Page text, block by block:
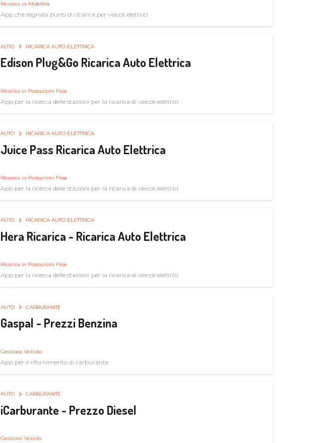
Ricarica in Mobilità
App che segnala punti di ricarica per veicoli elettrici
AUTO RICARICA AUTO ELETTRICA
Edison Plug&Go Ricarica Auto Elettrica
Ricarica in Postazioni Fisse
App per la ricerca delle stazioni per la ricarica di veicoli elettrici
AUTO RICARICA AUTO ELETTRICA
Juice Pass Ricarica Auto Elettrica
Ricarica in Postazioni Fisse
App per la ricerca delle stazioni per la ricarica di veicoli elettrici
AUTO RICARICA AUTO ELETTRICA
Hera Ricarica - Ricarica Auto Elettrica
Ricarica in Postazioni Fisse
App per la ricerca delle stazioni per la ricarica di veicoli elettrici
AUTO CARBURANTE
Gaspal - Prezzi Benzina
Gestione Veicolo
App per il rifornimento di carburante
AUTO CARBURANTE
iCarburante - Prezzo Diesel
Gestione Veicolo